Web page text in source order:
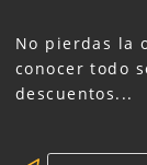
No pierdas la
conocer todo
descuentos...